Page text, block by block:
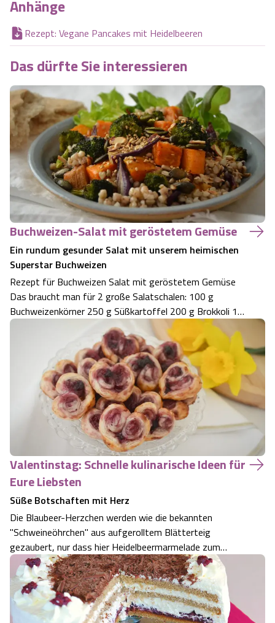
Anhänge
Rezept: Vegane Pancakes mit Heidelbeeren
Das dürfte Sie interessieren
Buchweizen-Salat mit geröstetem Gemüse
Ein rundum gesunder Salat mit unserem heimischen
Superstar Buchweizen
Rezept für Buchweizen Salat mit geröstetem Gemüse
Das braucht man für 2 große Salatschalen: 100 g
Buchweizenkörner 250 g Süßkartoffel 200 g Brokkoli 1
rote Zwiebel 2 EL Olivenöl zum Rösten je 1/2 EL Kürbis-
und Sonnenblumenkerne, Sesamsaat und gehackte
Haselnüsse, oder 2 EL der Körnermischung Salz…
Valentinstag: Schnelle kulinarische Ideen für
Eure Liebsten
Süße Botschaften mit Herz
Die Blaubeer-Herzchen werden wie die bekannten
"Schweineöhrchen" aus aufgerolltem Blätterteig
gezaubert, nur dass hier Heidelbeermarmelade zum
Einsatz kommt. Wir haben uns dazu extra ein Glas
selbstgekochte Konfitüre aus unseren heimischen
Heidelbeeren aufgehoben. Für etwa 30 Stück braucht
man 3…